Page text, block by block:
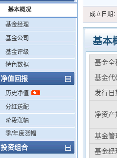
基本概况
基金经理
基金公司
基金评级
特色数据
净值回报
历史净值
分红送配
阶段涨幅
季/年度涨幅
投资组合
成立日期：
基本
基金全
基金代
发行日
净资产
基金管
基金经